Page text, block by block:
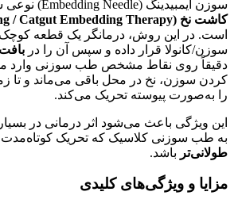
سوزن ایمبیدینگ (Embedding Needle) نوعی سوزن ویژه برای تکنیک
کاشت نخ (Thread Embedding / Catgut Embedding Therapy)
است. در این روش، درمانگر یک قطعه کوچک
سوزن/کانولا قرار داده و سپس آن را در
دقیقاً روی نقاط مشخص طب سوزنی وارد
کردن سوزن، نخ در محل باقی می‌ماند و تا
را به‌صورت پیوسته تحریک می‌کند.
این ویژگی باعث می‌شود اثر درمانی در
به طب سوزنی کلاسیک که تحریک کوتاه‌مدت
طولانی‌تر باشد.
مزایا و ویژگی‌های کلیدی